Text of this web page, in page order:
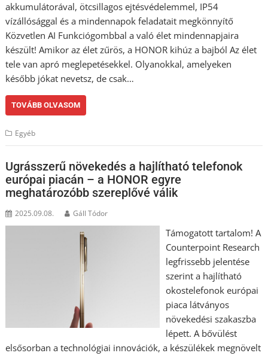
akkumulátorával, ötcsillagos ejtésvédelemmel, IP54
vízállósággal és a mindennapok feladatait megkönnyítő
Közvetlen AI Funkciógombbal a való élet mindennapjaira
készült! Amikor az élet zűrös, a HONOR kihúz a bajból Az élet
tele van apró meglepetésekkel. Olyanokkal, amelyeken
később jókat nevetsz, de csak…
TOVÁBB OLVASOM
Egyéb
Ugrásszerű növekedés a hajlítható telefonok
európai piacán – a HONOR egyre
meghatározóbb szereplővé válik
2025.09.08. Gáll Tódor
Támogatott tartalom! A
Counterpoint Research
legfrissebb jelentése
szerint a hajlítható
okostelefonok európai
piaca látványos
növekedési szakaszba
lépett. A bővülést
elsősorban a technológiai innovációk, a készülékek megnövelt